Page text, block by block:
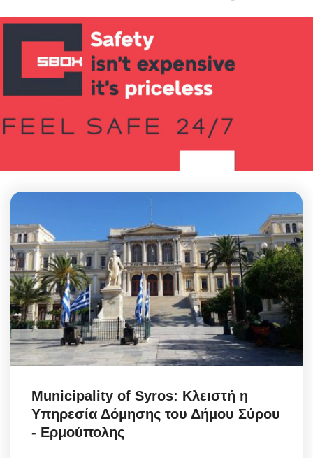
Municipality of Syros: Κλειστή η
Υπηρεσία Δόμησης του Δήμου Σύρου
- Ερμούπολης